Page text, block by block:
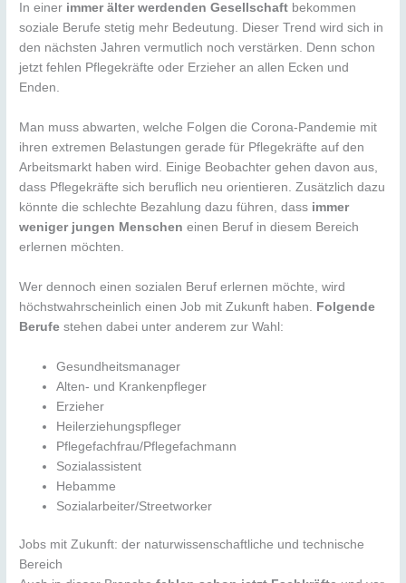
In einer immer älter werdenden Gesellschaft bekommen
soziale Berufe stetig mehr Bedeutung. Dieser Trend wird sich in
den nächsten Jahren vermutlich noch verstärken. Denn schon
jetzt fehlen Pflegekräfte oder Erzieher an allen Ecken und
Enden.
Man muss abwarten, welche Folgen die Corona-Pandemie mit
ihren extremen Belastungen gerade für Pflegekräfte auf den
Arbeitsmarkt haben wird. Einige Beobachter gehen davon aus,
dass Pflegekräfte sich beruflich neu orientieren. Zusätzlich dazu
könnte die schlechte Bezahlung dazu führen, dass immer
weniger jungen Menschen einen Beruf in diesem Bereich
erlernen möchten.
Wer dennoch einen sozialen Beruf erlernen möchte, wird
höchstwahrscheinlich einen Job mit Zukunft haben. Folgende
Berufe stehen dabei unter anderem zur Wahl:
Gesundheitsmanager
Alten- und Krankenpfleger
Erzieher
Heilerziehungspfleger
Pflegefachfrau/Pflegefachmann
Sozialassistent
Hebamme
Sozialarbeiter/Streetworker
Jobs mit Zukunft: der naturwissenschaftliche und technische
Bereich